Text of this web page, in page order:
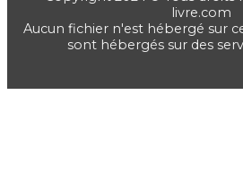
livre.com
Aucun fichier n'est hébergé sur
sont hébergés sur des